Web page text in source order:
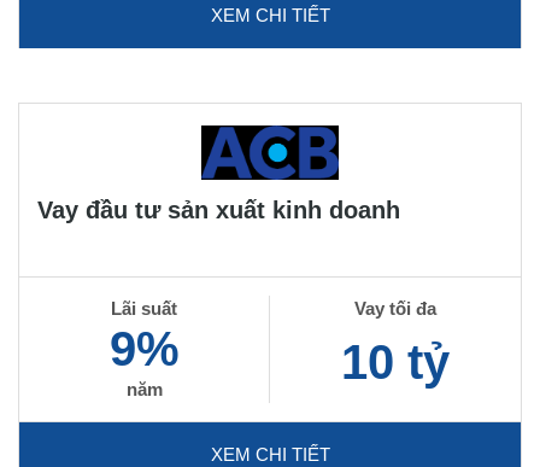
XEM CHI TIẾT
Vay đầu tư sản xuất kinh doanh
Lãi suất
9%
năm
Vay tối đa
10 tỷ
XEM CHI TIẾT